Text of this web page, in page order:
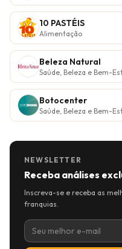
10 PASTÉIS
Alimentação
Beleza Natural
Saúde, Beleza e Bem-
Botocenter
Saúde, Beleza e Bem-
NEWSLETTER
Receba análises
Inscreva-se e receba as
franquias.